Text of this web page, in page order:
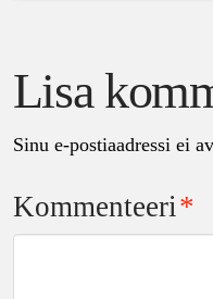
Lisa
Sinu e-postiaadressi ei
Kommenteeri*